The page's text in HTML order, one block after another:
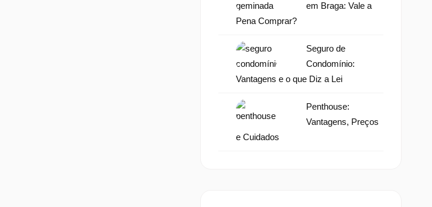
em Braga: Vale a
Pena Comprar?
Seguro de
Condomínio:
Vantagens e o que Diz a Lei
Penthouse:
Vantagens, Preços
e Cuidados